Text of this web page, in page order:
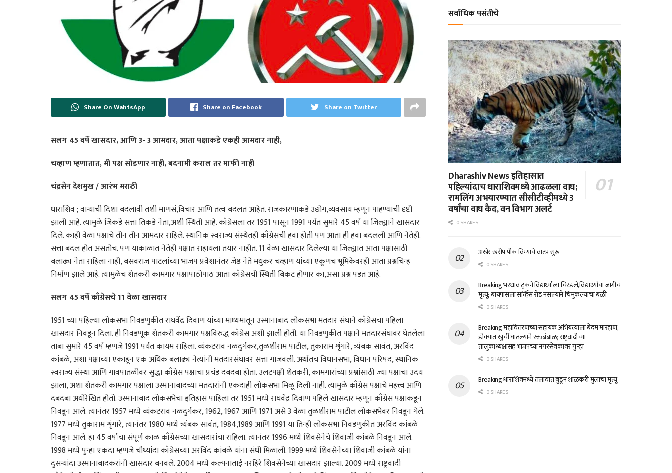
Share On WahtsApp Share on Facebook Share on Twitter
सलग 45 वर्षे खासदार, आणि 3- 3 आमदार, आता पक्षाकडे एकही आमदार नाही,
चव्हाण म्हणातात, मी पक्ष सोडणार नाही, बदनामी कराल तर माफी नाही
चंद्रसेन देशमुख / आरंभ मराठी
धाराशिव ; वाऱ्याची दिशा बदलावी तशी माणसं,विचार आणि तत्व बदलत आहेत. राजकारणाकडे उद्योग,व्यवसाय म्हणून पाहण्याची दृष्टी
झाली आहे. त्यामुळे जिकडे सत्ता तिकडे नेता,अशी स्थिती आहे. काँग्रेसला तर 1951 पासून 1991 पर्यंत सुमारे 45 वर्ष या जिल्ह्याने खासदार
दिले. काही वेळा पक्षाचे तीन तीन आमदार राहिले. स्थानिक स्वराज्य संस्थेतही काँग्रेसची हवा होती पण आता ही हवा बदलली आणि नेतेही.
सत्ता बदल होत असतोच. पण याकाळात नेतेही पक्षात राहायला तयार नाहीत. 11 वेळा खासदार दिलेल्या या जिल्ह्यात आता पक्षासाठी
बलाढ्य नेता राहिला नाही, बसवराज पाटलांच्या भाजप प्रवेशानंतर जेष्ठ नेते मधुकर चव्हाण यांच्या एकूणच भूमिकेवरही आता प्रश्नचिन्ह
निर्माण झाले आहे. त्यामुळेच शेतकरी कामगार पक्षापाठोपाठ आता काँग्रेसची स्थिती बिकट होणार का,असा प्रश्न पडत आहे.
सलग 45 वर्षे काँग्रेसचे 11 वेळा खासदार
1951 च्या पहिल्या लोकसभा निवडणुकीत राघवेंद्र दिवाण यांच्या माध्यमातून उस्मानाबाद लोकसभा मतदार संघाने काँग्रेसचा पहिला
खासदार निवडून दिला. ही निवडणूक शेतकरी कामगार पक्षविरुद्ध काँग्रेस अशी झाली होती. या निवडणुकीत पक्षाने मतदारसंघावर घेतलेला
ताबा सुमारे 45 वर्ष म्हणजे 1991 पर्यंत कायम राहिला. व्यंकटराव नळदुर्गकर,तुळशीराम पाटील, तुकाराम शृंगारे, त्र्यंबक सावंत, अरविंद
कांबळे, अशा पक्षाच्या एकाहून एक अधिक बलाढ्य नेत्यांनी मतदारसंघावर सत्ता गाजवली. अर्थातच विधानसभा, विधान परिषद, स्थानिक
स्वराज्य संस्था आणि गावपातळीवर सुद्धा काँग्रेस पक्षाचा प्रचंड दबदबा होता. उलटपक्षी शेतकरी, कामगारांच्या प्रश्नांसाठी ज्या पक्षाचा उदय
झाला, अशा शेतकरी कामगार पक्षाला उस्मानाबादच्या मतदारांनी एकदाही लोकसभा मिळू दिली नाही. त्यामुळे काँग्रेस पक्षाचे महत्त्व आणि
दबदबा अधोरेखित होतो. उस्मानाबाद लोकसभेचा इतिहास पाहिला तर 1951 मध्ये राघवेंद्र दिवाण पहिले खासदार म्हणून काँग्रेस पक्षाकडून
निवडून आले. त्यानंतर 1957 मध्ये व्यंकटराव नळदुर्गकर, 1962, 1967 आणि 1971 असे 3 वेळा तुळशीराम पाटील लोकसभेवर निवडून गेले.
1977 मध्ये तुकाराम शृंगारे, त्यानंतर 1980 मध्ये त्र्यंबक सावंत, 1984,1989 आणि 1991 या तिन्ही लोकसभा निवडणुकीत अरविंद कांबळे
निवडून आले. हा 45 वर्षाचा संपूर्ण काळ काँग्रेसच्या खासदारांचा राहिला. त्यानंतर 1996 मध्ये शिवसेनेचे शिवाजी कांबळे निवडून आले.
1998 मध्ये पुन्हा एकदा म्हणजे चौथ्यांदा काँग्रेसच्या अरविंद कांबळे यांना संधी मिळाली. 1999 मध्ये शिवसेनेच्या शिवाजी कांबळे यांना
दुसऱ्यांदा उस्मानाबादकरांनी खासदार बनवले. 2004 मध्ये कल्पनाताई नरहिरे शिवसेनेच्या खासदार झाल्या. 2009 मध्ये राष्ट्रवादी
सर्वाधिक पसंतीचे
Dharashiv News इतिहासात
पहिल्यांदाच धाराशिवमध्ये आढळला वाघ;
रामलिंग अभयारण्यात सीसीटीव्हीमध्ये 3
वर्षांचा वाघ कैद, वन विभाग अलर्ट
0 SHARES
अखेर खरीप पीक विम्याचे वाटप सुरू
0 SHARES
Breaking भरधाव ट्रकने विद्यार्थ्याला चिरडले,विद्यार्थ्याचा जागीच
मृत्यू; बायपासला सर्व्हिस रोड नसल्याने चिमुकल्याचा बळी
0 SHARES
Breaking महावितरणच्या सहायक अभियंत्याला बेदम मारहाण,
डोक्यात खुर्ची घातल्याने रक्तबंबाळ; राष्ट्रवादीच्या
तालुकाध्यक्षासह भाजपच्या नगरसेवकांवर गुन्हा
0 SHARES
Breaking धाराशिवमध्ये तलावात बुडून शाळकरी मुलाचा मृत्यू
0 SHARES